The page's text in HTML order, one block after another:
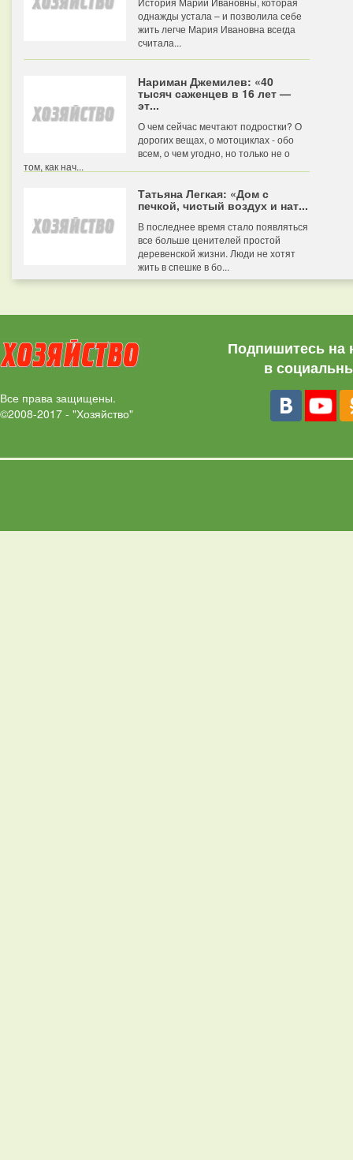
однажды устала – и позволила себе
жить легче Мария Ивановна всегда
считала...
Нариман Джемилев: «40
тысяч саженцев в 16 лет —
эт...
О чем сейчас мечтают подростки? О
дорогих вещах, о мотоциклах - обо
всем, о чем угодно, но только не о
том, как нач...
Татьяна Легкая: «Дом с
печкой, чистый воздух и нат...
В последнее время стало появляться
все больше ценителей простой
деревенской жизни. Люди не хотят
жить в спешке в бо...
Все права защищены.
©2008-2017 - "Хозяйство"
Подпишитесь на
в